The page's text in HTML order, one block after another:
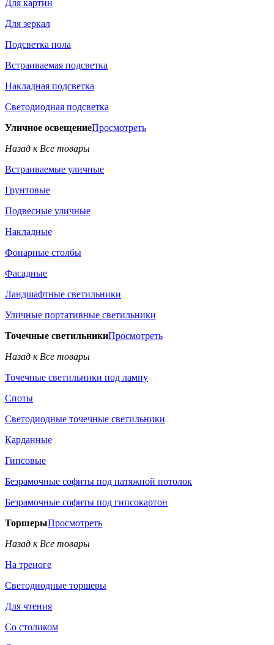
Для картин
Для зеркал
Подсветка пола
Встраиваемая подсветка
Накладная подсветка
Светодиодная подсветка
Уличное освещениеПросмотреть
Назад к Все товары
Встраиваемые уличные
Грунтовые
Подвесные уличные
Накладные
Фонарные столбы
Фасадные
Ландшафтные светильники
Уличные портативные светильники
Точечные светильникиПросмотреть
Назад к Все товары
Точечные светильники под лампу
Споты
Светодиодные точечные светильники
Карданные
Гипсовые
Безрамочные софиты под натяжной потолок
Безрамочные софиты под гипсокартон
ТоршерыПросмотреть
Назад к Все товары
На треноге
Светодиодные торшеры
Для чтения
Со столиком